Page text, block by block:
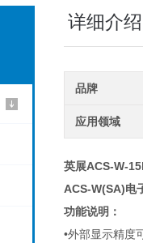
详细介绍
品牌
应用领域
英展ACS-W-
ACS-W(SA)电
功能说明：
•外部显示精度